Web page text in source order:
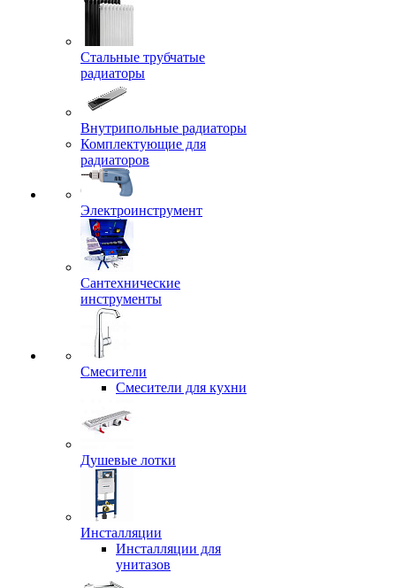
Стальные трубчатые
радиаторы
Внутрипольные радиаторы
Комплектующие для
радиаторов
Электроинструмент
Сантехнические
инструменты
Смесители
Смесители для кухни
Душевые лотки
Инсталляции
Инсталляции для
унитазов